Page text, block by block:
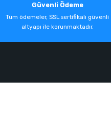
Güvenli Ödeme
Tüm ödemeler, SSL sertifikalı güvenli
altyapı ile korunmaktadır.